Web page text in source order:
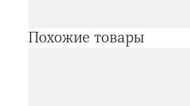
Похожие товары